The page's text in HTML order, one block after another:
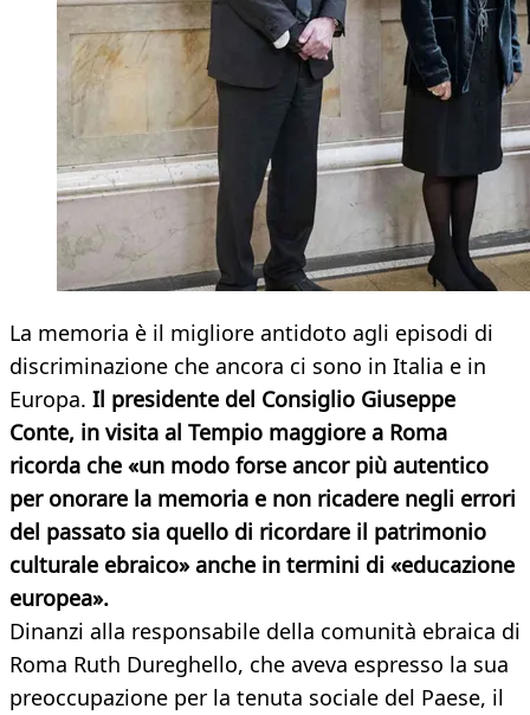
La memoria è il migliore antidoto agli episodi di
discriminazione che ancora ci sono in Italia e in
Europa. Il presidente del Consiglio Giuseppe
Conte, in visita al Tempio maggiore a Roma
ricorda che «un modo forse ancor più autentico
per onorare la memoria e non ricadere negli errori
del passato sia quello di ricordare il patrimonio
culturale ebraico» anche in termini di «educazione
europea».
Dinanzi alla responsabile della comunità ebraica di
Roma Ruth Dureghello, che aveva espresso la sua
preoccupazione per la tenuta sociale del Paese, il